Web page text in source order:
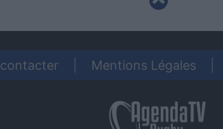
Mentions Légales